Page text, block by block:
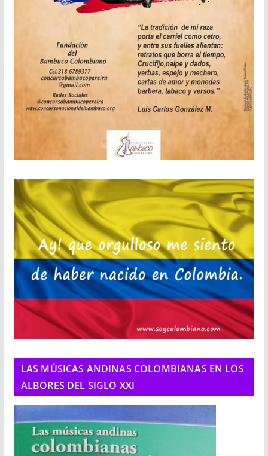
LAS MÚSICAS ANDINAS COLOMBIANAS EN LOS
ALBORES DEL SIGLO XXI